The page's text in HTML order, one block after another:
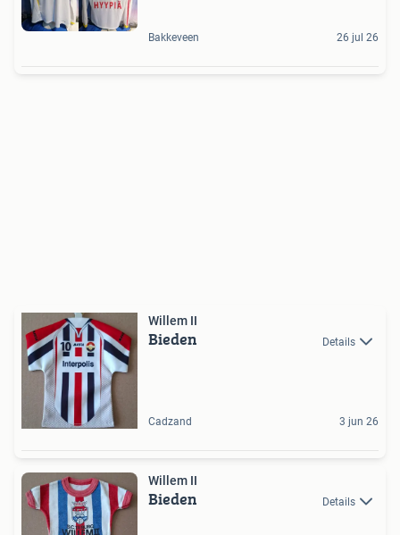
Bakkeveen 26 jul 26
Willem II
Bieden Details
Cadzand 3 jun 26
Willem II
Bieden Details